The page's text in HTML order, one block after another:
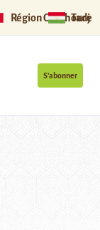
Région Ouïghoure
S’abonner